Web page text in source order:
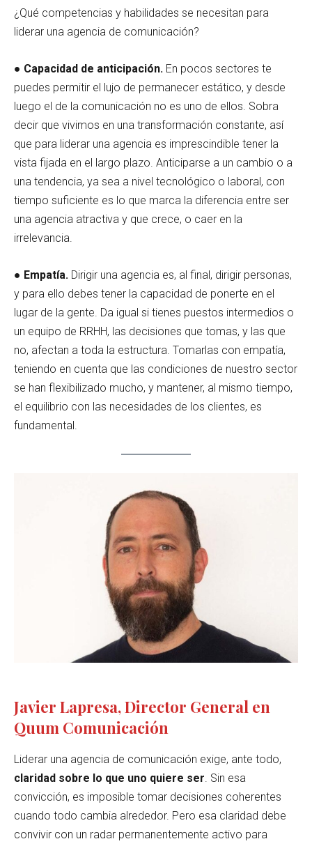
¿Qué competencias y habilidades se necesitan para
liderar una agencia de comunicación?
● Capacidad de anticipación. En pocos sectores te
puedes permitir el lujo de permanecer estático, y desde
luego el de la comunicación no es uno de ellos. Sobra
decir que vivimos en una transformación constante, así
que para liderar una agencia es imprescindible tener la
vista fijada en el largo plazo. Anticiparse a un cambio o a
una tendencia, ya sea a nivel tecnológico o laboral, con
tiempo suficiente es lo que marca la diferencia entre ser
una agencia atractiva y que crece, o caer en la
irrelevancia.
● Empatía. Dirigir una agencia es, al final, dirigir personas,
y para ello debes tener la capacidad de ponerte en el
lugar de la gente. Da igual si tienes puestos intermedios o
un equipo de RRHH, las decisiones que tomas, y las que
no, afectan a toda la estructura. Tomarlas con empatía,
teniendo en cuenta que las condiciones de nuestro sector
se han flexibilizado mucho, y mantener, al mismo tiempo,
el equilibrio con las necesidades de los clientes, es
fundamental.
Javier Lapresa, Director General en
Quum Comunicación
Liderar una agencia de comunicación exige, ante todo,
claridad sobre lo que uno quiere ser. Sin esa
convicción, es imposible tomar decisiones coherentes
cuando todo cambia alrededor. Pero esa claridad debe
convivir con un radar permanentemente activo para